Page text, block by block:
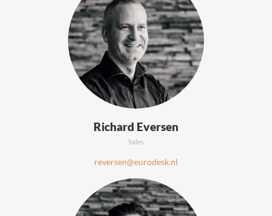
Richard Eversen
Sales
reversen@eurodesk.nl